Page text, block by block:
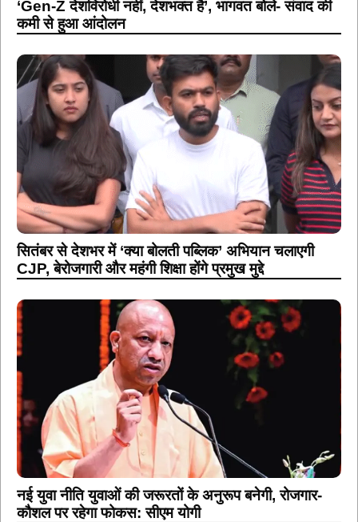
‘Gen-Z देशविरोधी नहीं, देशभक्त है’, भागवत बोले- संवाद की
कमी से हुआ आंदोलन
सितंबर से देशभर में ‘क्या बोलती पब्लिक’ अभियान चलाएगी
CJP, बेरोजगारी और महंगी शिक्षा होंगे प्रमुख मुद्दे
नई युवा नीति युवाओं की जरूरतों के अनुरूप बनेगी, रोजगार-
कौशल पर रहेगा फोकस: सीएम योगी